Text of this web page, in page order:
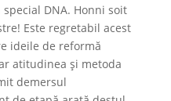
DNA. Honni soit
Este regretabil acest
ideile de reformă
atitudinea şi metoda
demersul